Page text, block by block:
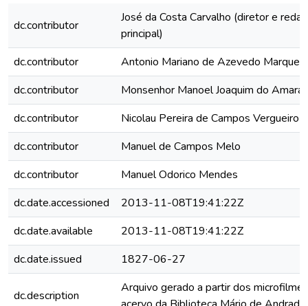
dc.contributor
José da Costa Carvalho (diretor e
principal)
dc.contributor
Antonio Mariano de Azevedo Marques
dc.contributor
Monsenhor Manoel Joaquim do
dc.contributor
Nicolau Pereira de Campos Vergueiro
dc.contributor
Manuel de Campos Melo
dc.contributor
Manuel Odorico Mendes
dc.date.accessioned
2013-11-08T19:41:22Z
dc.date.available
2013-11-08T19:41:22Z
dc.date.issued
1827-06-27
dc.description
Arquivo gerado a partir dos